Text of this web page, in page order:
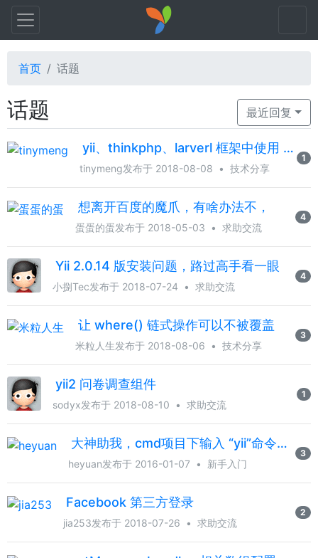
首页 话题
话题 最近回复
yii、thinkphp、larverl 框架中使用 worker-man 的 socket (使用框架实现回调方法)
tinymeng发布于 2018-08-08 • 技术分享
1
想离开百度的魔爪，有啥办法不，
蛋蛋的蛋发布于 2018-05-03 • 求助交流
4
Yii 2.0.14 版安装问题，路过高手看一眼
小捌Tec发布于 2018-07-24 • 求助交流
4
让 where() 链式操作可以不被覆盖
米粒人生发布于 2018-08-06 • 技术分享
3
yii2 问卷调查组件
sodyx发布于 2018-08-10 • 求助交流
1
大神助我，cmd项目下输入 “yii”命令报错，不知怎么解决
heyuan发布于 2016-01-07 • 新手入门
3
Facebook 第三方登录
jia253发布于 2018-07-26 • 求助交流
2